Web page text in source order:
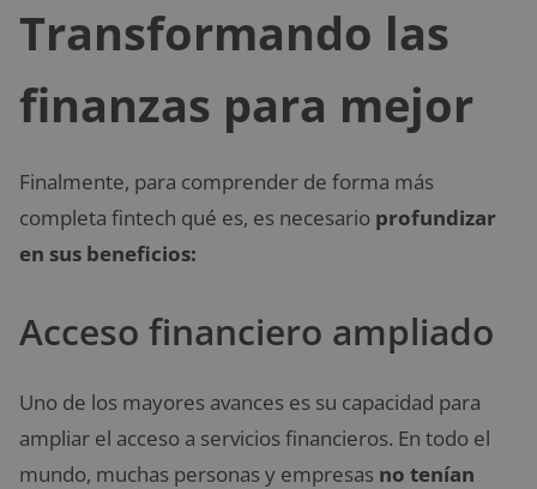
Transformando las
finanzas para mejor
Finalmente, para comprender de forma más
completa fintech qué es, es necesario profundizar
en sus beneficios:
Acceso financiero ampliado
Uno de los mayores avances es su capacidad para
ampliar el acceso a servicios financieros. En todo el
mundo, muchas personas y empresas no tenían